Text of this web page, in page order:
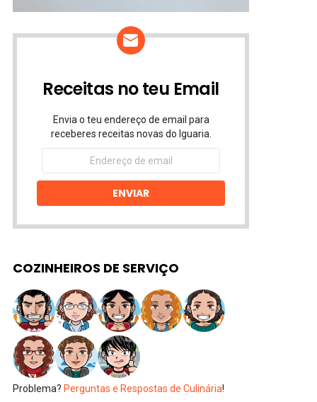
Receitas no teu Email
Envia o teu endereço de email para
receberes receitas novas do Iguaria.
Endereço
email
ENVIAR
COZINHEIROS DE SERVIÇO
Problema? Perguntas e Respostas de Culinária!